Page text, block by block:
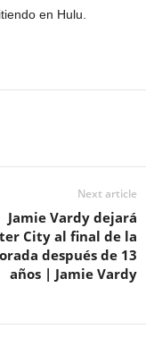
en Hulu.
Next article
Jamie Vardy dejará
City al final de la
después de 13
años | Jamie Vardy